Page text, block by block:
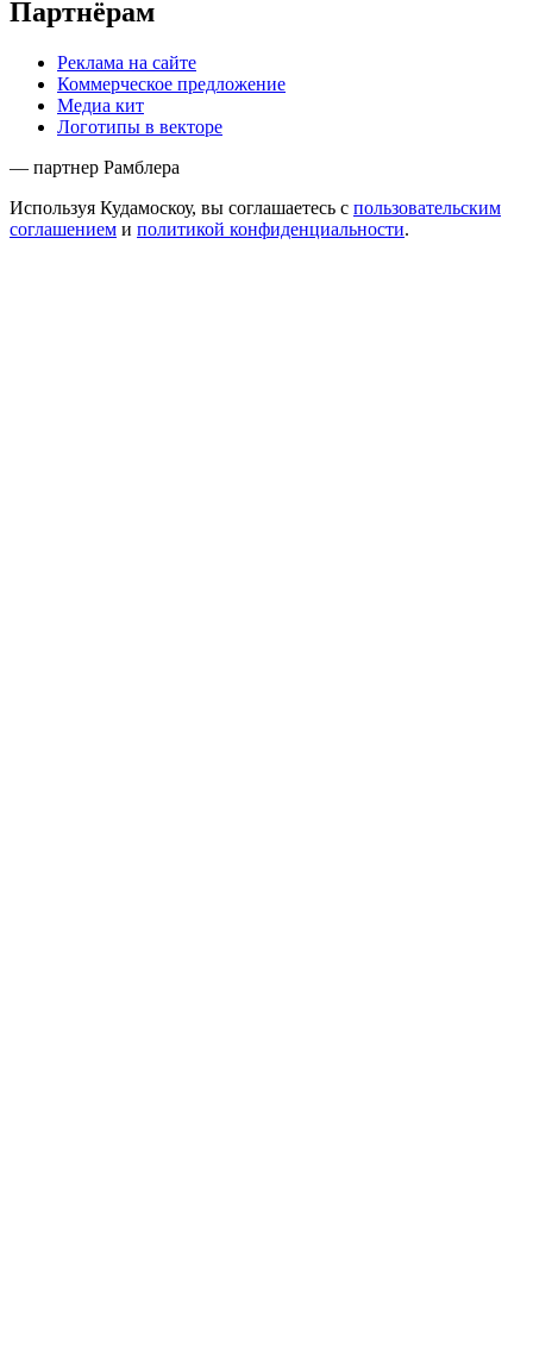
Партнёрам
Реклама на сайте
Коммерческое предложение
Медиа кит
Логотипы в векторе
— партнер Рамблера
Используя Кудамоскоу, вы соглашаетесь с пользовательским
соглашением и политикой конфиденциальности.